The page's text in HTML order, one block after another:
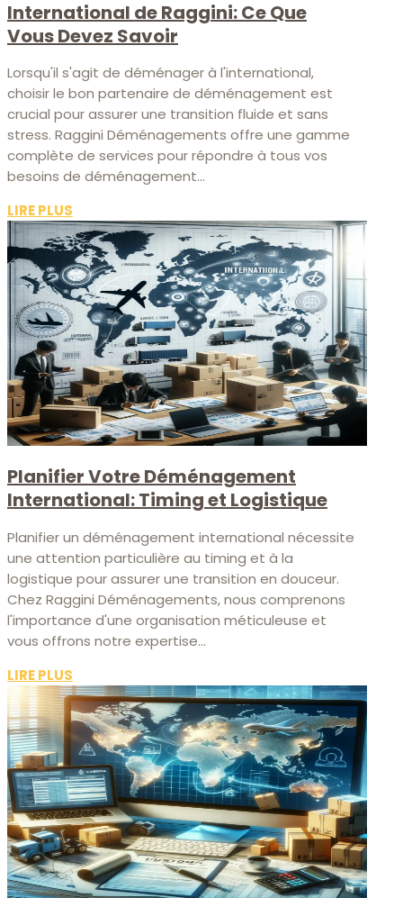
International de Raggini: Ce Que
Vous Devez Savoir
Lorsqu'il s'agit de déménager à l'international,
choisir le bon partenaire de déménagement est
crucial pour assurer une transition fluide et sans
stress. Raggini Déménagements offre une gamme
complète de services pour répondre à tous vos
besoins de déménagement...
LIRE PLUS
Planifier Votre Déménagement
International: Timing et Logistique
Planifier un déménagement international nécessite
une attention particulière au timing et à la
logistique pour assurer une transition en douceur.
Chez Raggini Déménagements, nous comprenons
l'importance d'une organisation méticuleuse et
vous offrons notre expertise...
LIRE PLUS